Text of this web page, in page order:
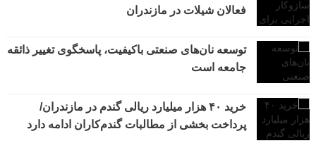
فعالان شیلات در مازندران
توسعه نان‌های صنعتی باکیفیت، پاسخگوی تغییر ذائقه
جامعه است
خرید ۴۰ هزار میلیارد ریالی گندم در مازندران/
پرداخت بخشی از مطالبات گندم‌کاران ادامه دارد